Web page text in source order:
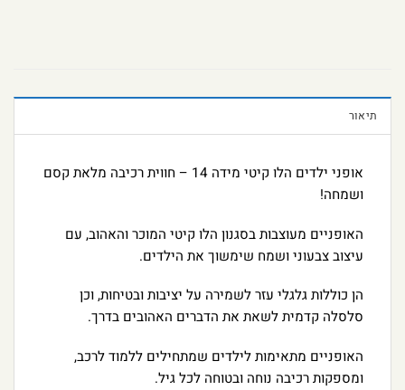
תיאור
אופני ילדים הלו קיטי מידה 14 – חווית רכיבה מלאת קסם
ושמחה!
האופניים מעוצבות בסגנון הלו קיטי המוכר והאהוב, עם
עיצוב צבעוני ושמח שימשוך את הילדים.
הן כוללות גלגלי עזר לשמירה על יציבות ובטיחות, וכן
סלסלה קדמית לשאת את הדברים האהובים בדרך.
האופניים מתאימות לילדים שמתחילים ללמוד לרכב,
ומספקות רכיבה נוחה ובטוחה לכל גיל.